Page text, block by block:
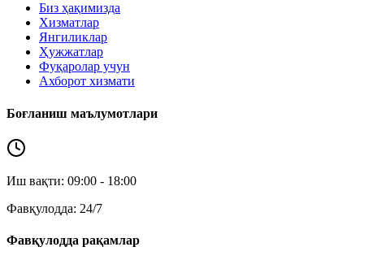
Биз ҳақимизда
Хизматлар
Янгиликлар
Ҳужжатлар
Фуқаролар учун
Ахборот хизмати
Боғланиш маълумотлари
Иш вақти: 09:00 - 18:00
Фавқулодда: 24/7
Фавқулодда рақамлар